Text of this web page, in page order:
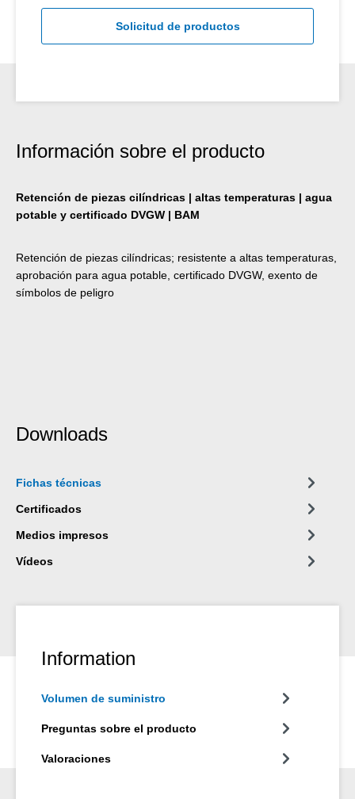
Solicitud de productos
Información sobre el producto
Retención de piezas cilíndricas | altas temperaturas | agua
potable y certificado DVGW | BAM
Retención de piezas cilíndricas; resistente a altas temperaturas,
aprobación para agua potable, certificado DVGW, exento de
símbolos de peligro
Downloads
Fichas técnicas
Certificados
Medios impresos
Vídeos
Information
Volumen de suministro
Preguntas sobre el producto
Valoraciones